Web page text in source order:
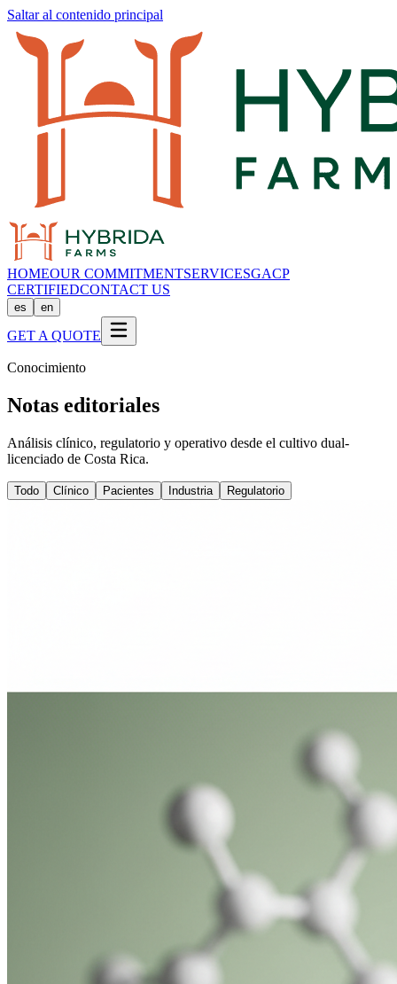
Saltar al contenido principal
HOMEOUR COMMITMENTSERVICESGACP
CERTIFIEDCONTACT US
es en
GET A QUOTE
Conocimiento
Notas editoriales
Análisis clínico, regulatorio y operativo desde el cultivo dual-
licenciado de Costa Rica.
Todo Clínico Pacientes Industria Regulatorio